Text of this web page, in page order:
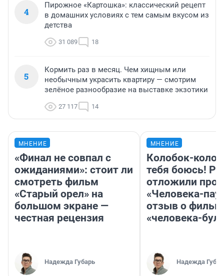
4
Пирожное «Картошка»: классический рецепт
в домашних условиях с тем самым вкусом из
детства
31 089 18
5
Кормить раз в месяц. Чем хищным или
необычным украсить квартиру — смотрим
зелёное разнообразие на выставке экзотики
27 117 14
МНЕНИЕ
«Финал не совпал с
ожиданиями»: стоит ли
смотреть фильм
«Старый орел» на
большом экране —
честная рецензия
Надежда Губарь
МНЕНИЕ
Колобок-
тебя боюсь!
отложили
«Человека-
отзыв о
«человека-
Надежда